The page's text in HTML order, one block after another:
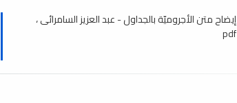
إيضاح متن الأجروميّة بالجداول - عبد العزيز السامرائى ،
pdf